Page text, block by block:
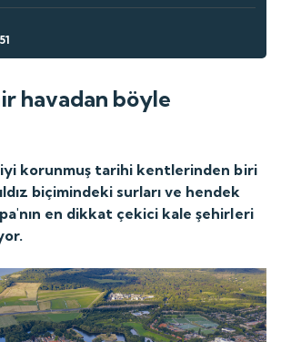
havadan böyle
iyi korunmuş tarihi kentlerinden biri
biçimindeki surları ve hendek
en dikkat çekici kale şehirleri